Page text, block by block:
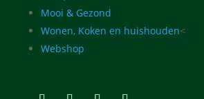
Mooi & Gezond
Wonen, Koken en huishouden<
Webshop